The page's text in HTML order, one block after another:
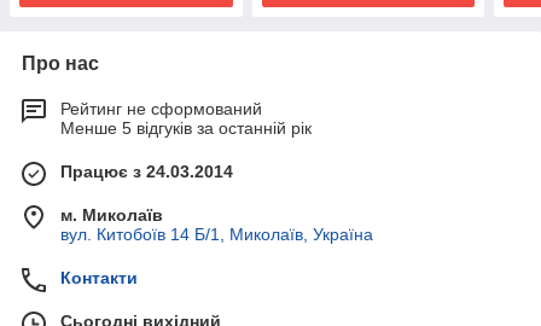
Про нас
Рейтинг не сформований
Менше 5 відгуків за останній рік
Працює з 24.03.2014
м. Миколаїв
вул. Китобоїв 14 Б/1, Миколаїв, Україна
Контакти
Сьогодні вихідний